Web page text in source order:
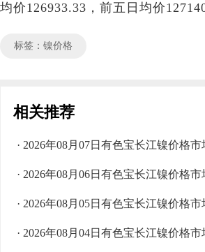
均价126933.33，前五日均价
标签：镍价格
相关推荐
· 2026年08月07日有色宝长江镍价格
· 2026年08月06日有色宝长江镍价格
· 2026年08月05日有色宝长江镍价格
· 2026年08月04日有色宝长江镍价格